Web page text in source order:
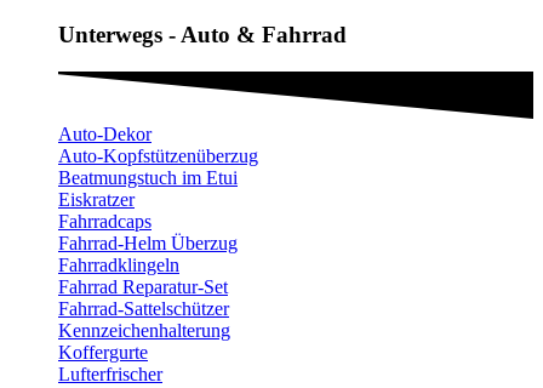
Unterwegs - Auto & Fahrrad
Auto-Dekor
Auto-Kopfstützenüberzug
Beatmungstuch im Etui
Eiskratzer
Fahrradcaps
Fahrrad-Helm Überzug
Fahrradklingeln
Fahrrad Reparatur-Set
Fahrrad-Sattelschützer
Kennzeichenhalterung
Koffergurte
Lufterfrischer